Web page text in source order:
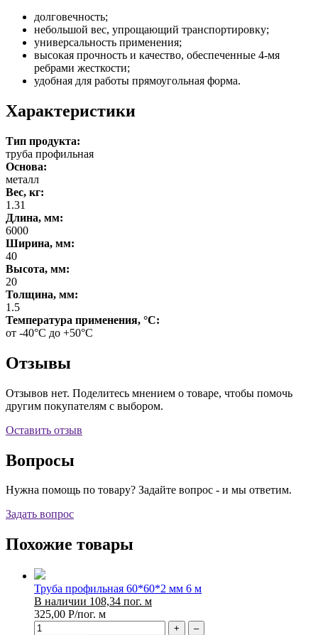
долговечность;
небольшой вес, упрощающий транспортировку;
универсальность применения;
высокая прочность и качество, обеспеченные 4-мя
ребрами жесткости;
удобная для работы прямоугольная форма.
Характеристики
Тип продукта:
труба профильная
Основа:
металл
Вес, кг:
1.31
Длина, мм:
6000
Ширина, мм:
40
Высота, мм:
20
Толщина, мм:
1.5
Температура применения, °C:
от -40°С до +50°С
Отзывы
Отзывов нет. Поделитесь мнением о товаре, чтобы помочь
другим покупателям с выбором.
Оставить отзыв
Вопросы
Нужна помощь по товару? Задайте вопрос - и мы ответим.
Задать вопрос
Похожие товары
Труба профильная 60*60*2 мм 6 м
В наличии 108,34 пог. м
325,00 Р/пог. м
+
–